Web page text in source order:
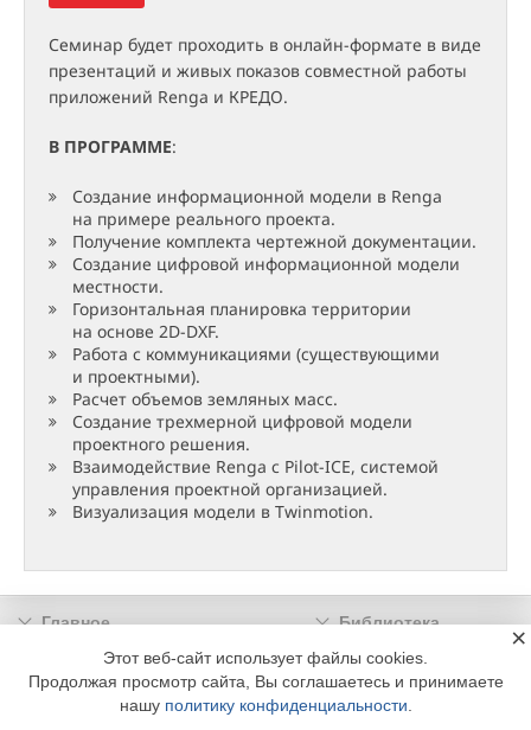
Семинар будет проходить в онлайн-формате в виде
презентаций и живых показов совместной работы
приложений Renga и КРЕДО.
В ПРОГРАММЕ:
Создание информационной модели в Renga
на примере реального проекта.
Получение комплекта чертежной документации.
Создание цифровой информационной модели
местности.
Горизонтальная планировка территории
на основе 2D-DXF.
Работа с коммуникациями (существующими
и проектными).
Расчет объемов земляных масс.
Создание трехмерной цифровой модели
проектного решения.
Взаимодействие Renga с Pilot-ICE, системой
управления проектной организацией.
Визуализация модели в Twinmotion.
Главное
Библиотека
Подписка
Реклама
Информация
Этот веб-сайт использует файлы cookies.
Продолжая просмотр сайта, Вы соглашаетесь и принимаете
нашу политику конфиденциальности
×